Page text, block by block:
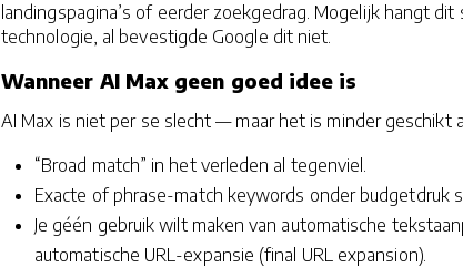
landingspagina’s of eerder zoekgedrag. Mogelijk hangt
technologie, al bevestigde Google dit niet.
Wanneer AI Max geen goed idee is
AI Max is niet per se slecht — maar het is minder geschikt
“Broad match” in het verleden al tegenviel.
Exacte of phrase-match keywords onder budgetdruk
Je géén gebruik wilt maken van automatische
automatische URL-expansie (final URL expansion).